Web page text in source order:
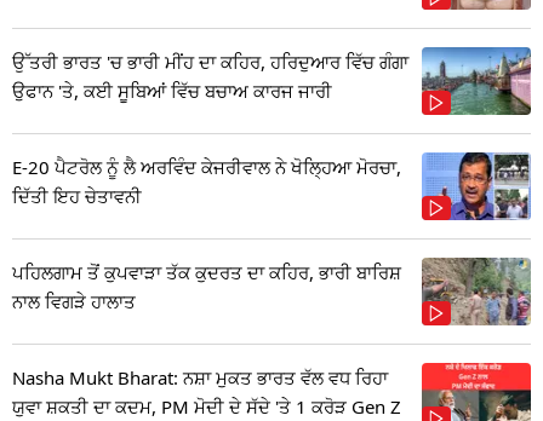
ਉੱਤਰੀ ਭਾਰਤ 'ਚ ਭਾਰੀ ਮੀਂਹ ਦਾ ਕਹਿਰ, ਹਰਿਦੁਆਰ ਵਿੱਚ ਗੰਗਾ
ਉਫਾਨ 'ਤੇ, ਕਈ ਸੂਬਿਆਂ ਵਿੱਚ ਬਚਾਅ ਕਾਰਜ ਜਾਰੀ
E-20 ਪੈਟਰੋਲ ਨੂੰ ਲੈ ਅਰਵਿੰਦ ਕੇਜਰੀਵਾਲ ਨੇ ਖੋਲ੍ਹਿਆ ਮੋਰਚਾ,
ਦਿੱਤੀ ਇਹ ਚੇਤਾਵਨੀ
ਪਹਿਲਗਾਮ ਤੋਂ ਕੁਪਵਾੜਾ ਤੱਕ ਕੁਦਰਤ ਦਾ ਕਹਿਰ, ਭਾਰੀ ਬਾਰਿਸ਼
ਨਾਲ ਵਿਗੜੇ ਹਾਲਾਤ
Nasha Mukt Bharat: ਨਸ਼ਾ ਮੁਕਤ ਭਾਰਤ ਵੱਲ ਵਧ ਰਿਹਾ
ਯੁਵਾ ਸ਼ਕਤੀ ਦਾ ਕਦਮ, PM ਮੋਦੀ ਦੇ ਸੱਦੇ 'ਤੇ 1 ਕਰੋੜ Gen Z